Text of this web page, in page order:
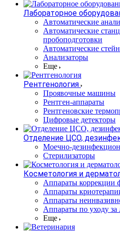
Лабораторное
Автоматические
Автоматические
пробоподготовки
Автоматические
Анализаторы
Еще
Рентгенология
Проявочные машины
Рентген-аппараты
Рентгеновские
Цифровые детекторы
Отделение ЦСО,
Моечно-
Стерилизаторы
Косметология и
Аппараты коррекции
Аппараты
Аппараты
Аппараты по уходу
Еще